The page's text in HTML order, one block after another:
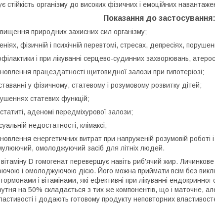
стійкість організму до високих фізичних і емоційних
Показання до застосування:
природних захисних сил організму;
фізичній і психічній перевтомі, стресах, депресіях,
і при лікуванні серцево-судинних захворювань,
працездатності щитовидної залози при гипотеріозі;
у фізичному, статевому і розумовому розвитку дітей;
статевих функцій;
аденомі передміхурової залози;
недостатності, клімаксі;
енергетичних витрат при напруженій розумовій роботі
омолоджуючий засіб для літніх людей.
D гомогенат перевершує навіть риб'ячий жир.
і омолоджуючою дією. Його можна приймати всім без
і вітамінами, які ефективні при лікуванні
на 50% складається з тих же компонентів, що і маточне,
і додають готовому продукту неповторних